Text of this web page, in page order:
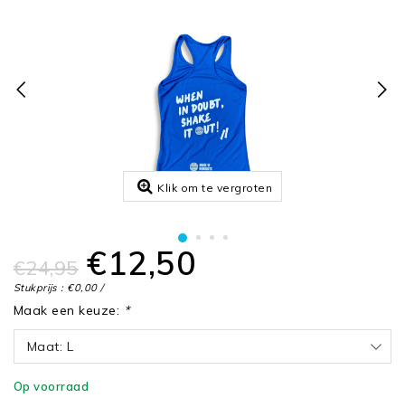
Klik om te vergroten
€24,95 €12,50
Stukprijs : €0,00 /
Maak een keuze: *
Maat: L
Op voorraad